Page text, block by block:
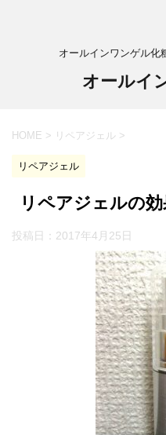
オールインワンゲル化
オールイ
HOME > リペアジェル >
リペアジェル
リペアジェルの
投稿日： 2017年4月25日